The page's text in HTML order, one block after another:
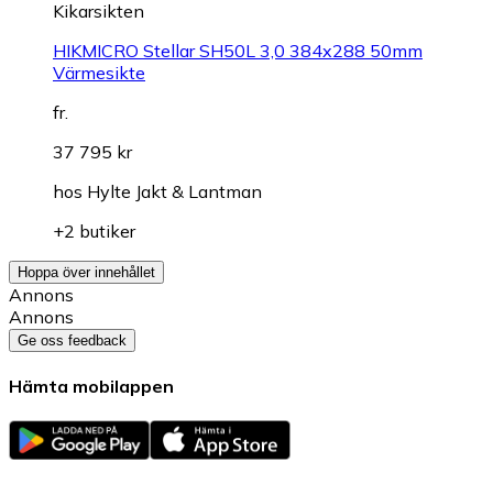
Kikarsikten
HIKMICRO Stellar SH50L 3,0 384x288 50mm
Värmesikte
fr.
37 795 kr
hos Hylte Jakt & Lantman
+2 butiker
Hoppa över innehållet
Annons
Annons
Ge oss feedback
Hämta mobilappen